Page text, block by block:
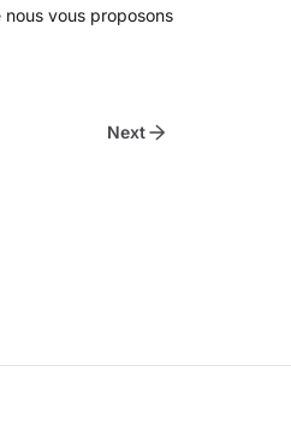
nous vous proposons
Next